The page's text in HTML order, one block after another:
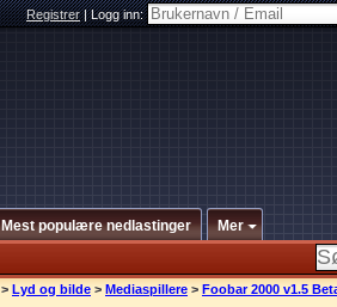
Registrer|Logg inn:
Mest populære nedlastinger Mer
> Lyd og bilde > Mediaspillere > Foobar 2000 v1.5